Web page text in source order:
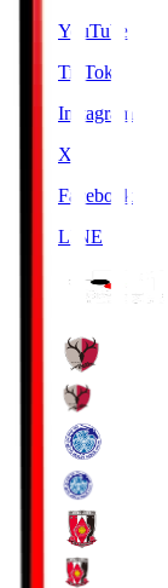
YouTube
TikTok
Instagram
X
Facebook
LINE